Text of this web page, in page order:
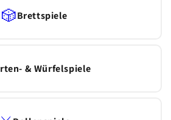
🎲Brettspiele
& Würfelspiele